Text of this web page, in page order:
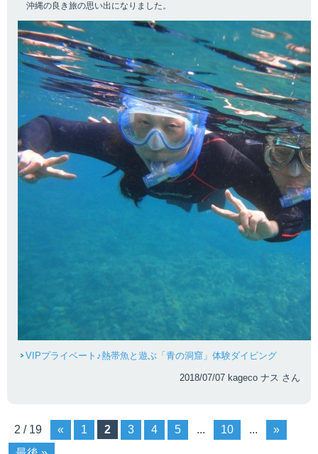
沖縄の良き旅の思い出になりました。
VIPプライベート♪熱帯魚と遊ぶ「青の洞窟」体験ダイビング
2018/07/07 kageco ナス さん
2 / 19 « 1 2 3 4 5 ... 10 ...
»